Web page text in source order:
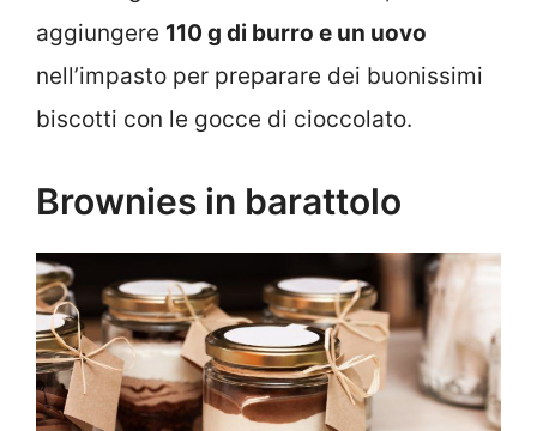
aggiungere 110 g di burro e un uovo
nell’impasto per preparare dei buonissimi
biscotti con le gocce di cioccolato.
Brownies in barattolo